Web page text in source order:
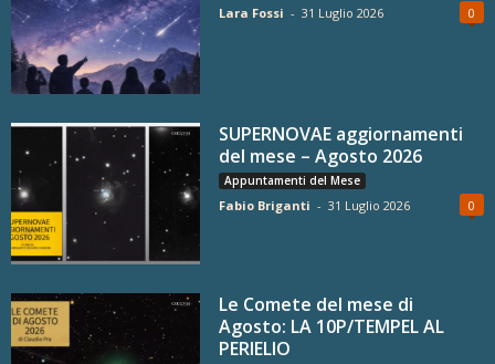
Lara Fossi - 31 Luglio 2026 0
SUPERNOVAE aggiornamenti
del mese – Agosto 2026
Appuntamenti del Mese
Fabio Briganti - 31 Luglio 2026 0
Le Comete del mese di
Agosto: LA 10P/TEMPEL AL
PERIELIO